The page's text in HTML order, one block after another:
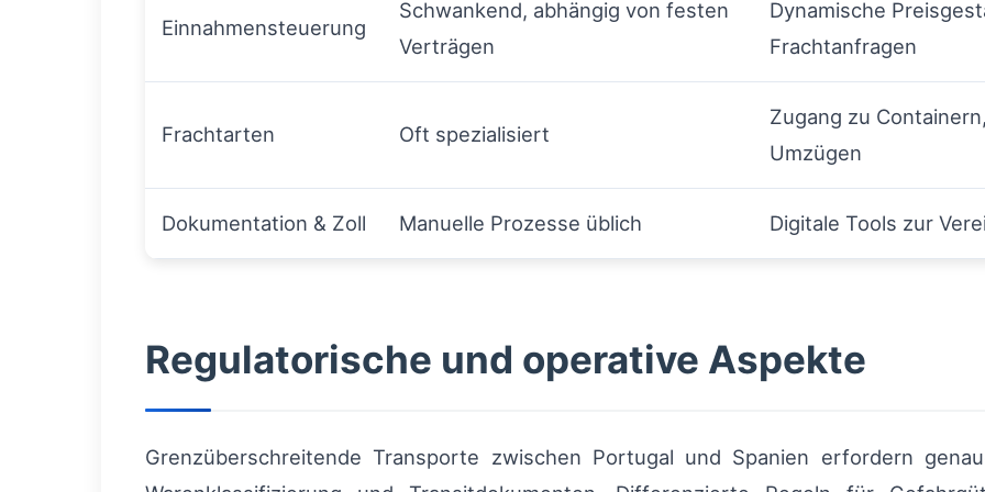
Einnahmensteuerung
Schwankend, abhängig von festen
Verträgen
Dynamische
Frachtanfragen
Frachtarten Oft spezialisiert
Zugang zu
Umzügen
Dokumentation & Zoll Manuelle Prozesse üblich Digitale Tools zur
Regulatorische und operative Aspekte
Grenzüberschreitende Transporte zwischen Portugal und Spanien erfordern